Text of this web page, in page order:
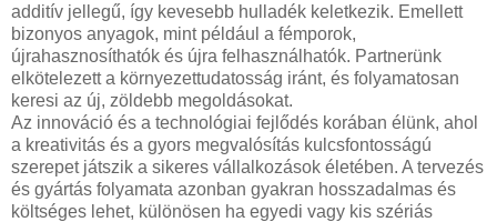
additív jellegű, így kevesebb hulladék keletkezik. Emellett
bizonyos anyagok, mint például a fémporok,
újrahasznosíthatók és újra felhasználhatók. Partnerünk
elkötelezett a környezettudatosság iránt, és folyamatosan
keresi az új, zöldebb megoldásokat.
Az innováció és a technológiai fejlődés korában élünk, ahol
a kreativitás és a gyors megvalósítás kulcsfontosságú
szerepet játszik a sikeres vállalkozások életében. A tervezés
és gyártás folyamata azonban gyakran hosszadalmas és
költséges lehet, különösen ha egyedi vagy kis szériás